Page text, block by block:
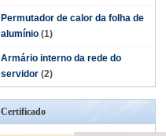
Permutador de calor da folha de
alumínio (1)
Armário interno da rede do
servidor (2)
Certificado